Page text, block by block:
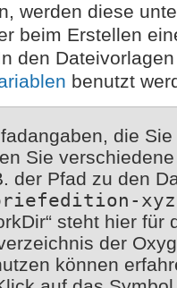
werden diese
beim Erstellen
den
benutzt
die
Sie
der Pfad zu den
steht hier für
der
können